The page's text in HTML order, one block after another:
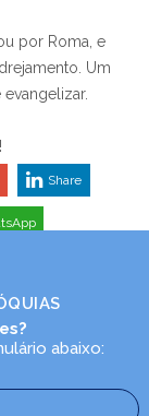
por Roma, e
Um
Share
abaixo: